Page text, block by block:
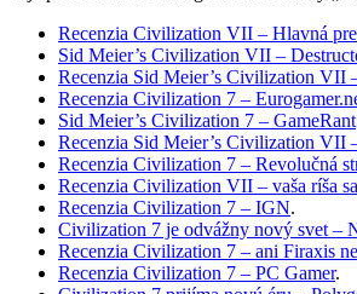
Recenzia Civilization VII – Hlavná
Sid Meier’s Civilization VII –
Recenzia Sid Meier’s Civilization VII
Recenzia Civilization 7 –
Sid Meier’s Civilization 7 – GameRant
Recenzia Sid Meier’s Civilization VII
Recenzia Civilization 7 – Revolučná
Recenzia Civilization VII – vaša ríša
Recenzia Civilization 7 – IGN.
Civilization 7 je odvážny nový svet –
Recenzia Civilization 7 – ani Firaxis
Recenzia Civilization 7 – PC Gamer.